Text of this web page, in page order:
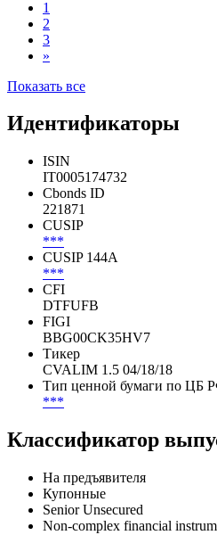
1
2
3
»
Показать все
Идентификаторы
ISIN
IT0005174732
Cbonds ID
221871
CUSIP
***
CUSIP 144A
***
CFI
DTFUFB
FIGI
BBG00CK35HV7
Тикер
CVALIM 1.5 04/18/18
Тип ценной бумаги по ЦБ
***
Классификатор
На предъявителя
Купонные
Senior Unsecured
Non-complex financial